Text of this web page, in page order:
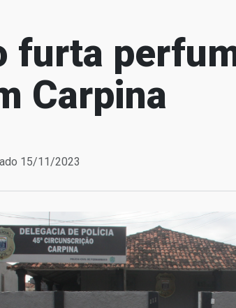
furta
Carpina
15/11/2023